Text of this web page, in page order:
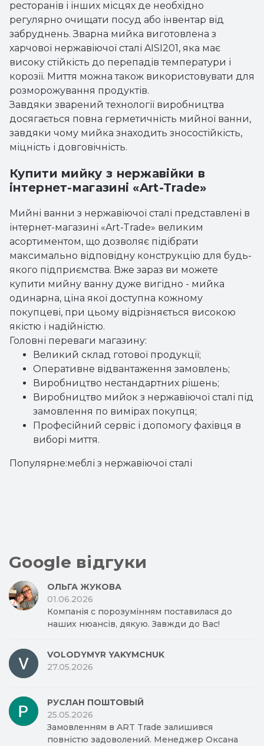
ресторанів і інших місцях де необхідно
регулярно очищати посуд або інвентар від
забруднень. Зварна мийка виготовлена ​​з
харчової нержавіючої сталі AISI201, яка має
високу стійкість до перепадів температури і
корозії. Миття можна також використовувати для
розморожування продуктів.
Завдяки зварений технології виробництва
досягається повна герметичність мийної ванни,
завдяки чому мийка знаходить зносостійкість,
міцність і довговічність.
Купити мийку з нержавійки в
інтернет-магазині «Art-Trade»
Мийні ванни з нержавіючої сталі представлені в
інтернет-магазині «Art-Trade» великим
асортиментом, що дозволяє підібрати
максимально відповідну конструкцію для будь-
якого підприємства. Вже зараз ви можете
купити мийну ванну дуже вигідно - мийка
одинарна, ціна якої доступна кожному
покупцеві, при цьому відрізняється високою
якістю і надійністю.
Головні переваги магазину:
Великий склад готової продукції;
Оперативне відвантаження замовлень;
Виробництво нестандартних рішень;
Виробництво мийок з нержавіючої сталі під
замовлення по вимірах покупця;
Професійний сервіс і допомогу фахівця в
виборі миття.
Популярне:меблі з нержавіючої сталі
Google відгуки
ОЛЬГА ЖУКОВА
01.06.2026
Компанія с порозумінням поставилася до
наших нюансів, дякую. Завжди до Вас!
VOLODYMYR YAKYMCHUK
27.05.2026
РУСЛАН ПОШТОВЫЙ
25.05.2026
Замовленням в ART Trade залишився
повністю задоволений. Менеджер Оксана